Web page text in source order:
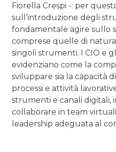
Fiorella Crespi -: per
sull’introduzione degli
fondamentale agire sullo
comprese quelle di
singoli strumenti. I CIO e
evidenziano come la
sviluppare sia la capacità
processi e attività
strumenti e canali digitali,
collaborare in team
leadership adeguata al